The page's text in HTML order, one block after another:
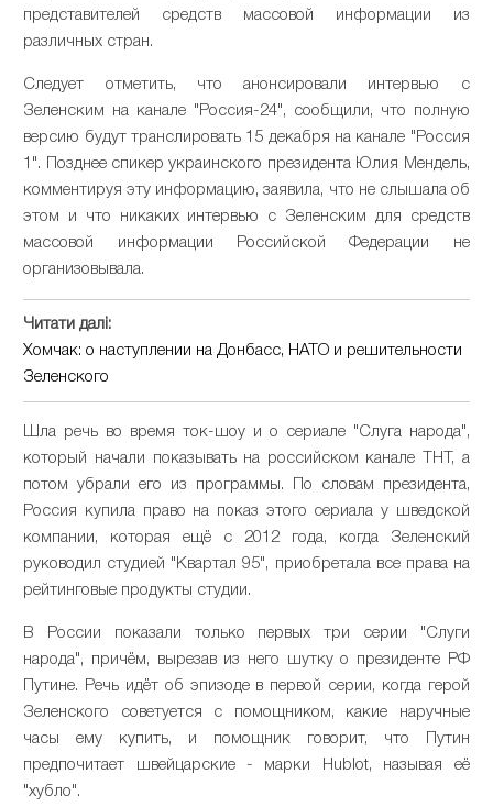
представителей средств массовой информации из
различных стран.
Следует отметить, что анонсировали интервью с
Зеленским на канале "Россия-24", сообщили, что полную
версию будут транслировать 15 декабря на канале "Россия
1". Позднее спикер украинского президента Юлия Мендель,
комментируя эту информацию, заявила, что не слышала об
этом и что никаких интервью с Зеленским для средств
массовой информации Российской Федерации не
организовывала.
Читати далі:
Хомчак: о наступлении на Донбасс, НАТО и решительности
Зеленского
Шла речь во время ток-шоу и о сериале "Слуга народа",
который начали показывать на российском канале ТНТ, а
потом убрали его из программы. По словам президента,
Россия купила право на показ этого сериала у шведской
компании, которая ещё с 2012 года, когда Зеленский
руководил студией "Квартал 95", приобретала все права на
рейтинговые продукты студии.
В России показали только первых три серии "Слуги
народа", причём, вырезав из него шутку о президенте РФ
Путине. Речь идёт об эпизоде в первой серии, когда герой
Зеленского советуется с помощником, какие наручные
часы ему купить, и помощник говорит, что Путин
предпочитает швейцарские - марки Hublot, называя её
"хубло".